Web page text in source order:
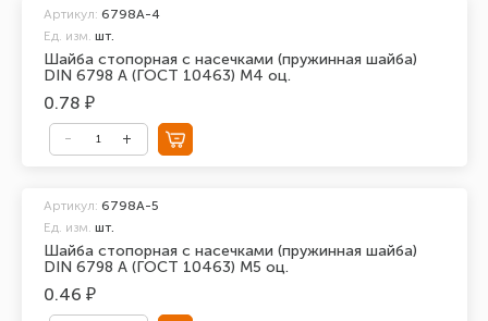
Шайба стопорная с насечками (пружинная шайба)
DIN 6798 A (ГОСТ 10463) М4 оц.
Артикул: 6798A-4
Ед. изм. шт.
0.78 ₽
Шайба стопорная с насечками (пружинная шайба)
DIN 6798 A (ГОСТ 10463) М5 оц.
Артикул: 6798A-5
Ед. изм. шт.
0.46 ₽